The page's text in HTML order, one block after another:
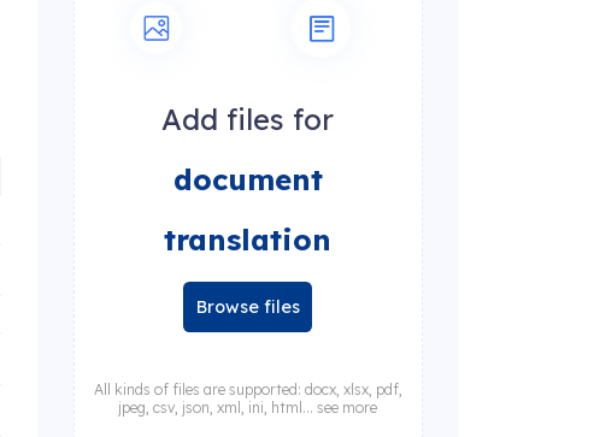
Add files for
document
translation
Browse files
All kinds of files are supported: docx, xlsx, pdf,
jpeg, csv, json, xml, ini, html... see more